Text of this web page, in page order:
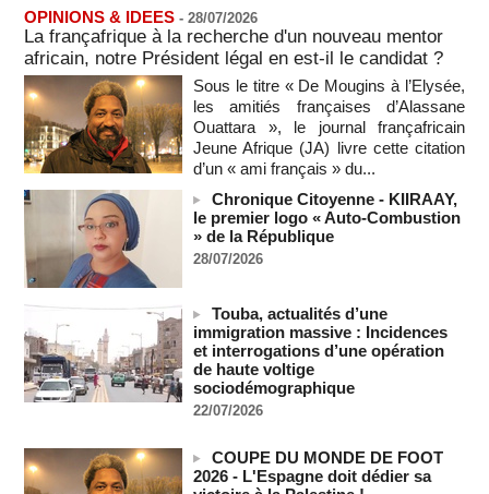
06/08/2026 -
Soutenir l’intégrité de l’information à Sao Tomé-et-Principe à
l’approche des élections
06/08/2026 -
Taïwan bloque un pont stratégique lors de la simulation d'une
invasion par la Chine
06/08/2026 -
Les Bourses mondiales suspendues au Moyen-Orient,
records en Europe
06/08/2026 -
Soudan du Sud : Les avocats de Riek Machar sollicitent un
accès à leur client avant la prochaine audience
06/08/2026 -
France-Algérie: l'affaire Mehdi Laribi relance la coopération
policière contre le narcotrafic
06/08/2026 -
Guinée : l'absence du président Doumbouya ravive les
Bénin: le nouveau Sénat élit son premier président
06/08/2026 -
OPINIONS & IDEES - 28/07/2026
La françafrique à la recherche d'un nouveau mentor
africain, notre Président légal en est-il le candidat ?
Sous le titre « De Mougins à l’Elysée,
les amitiés françaises d’Alassane
Ouattara », le journal françafricain
Jeune Afrique (JA) livre cette citation
d’un « ami français » du...
Chronique Citoyenne - KIIRAAY,
le premier logo « Auto-Combustion
» de la République
28/07/2026
Touba, actualités d’une
immigration massive : Incidences
et interrogations d’une opération
de haute voltige
sociodémographique
22/07/2026
COUPE DU MONDE DE FOOT
2026 - L'Espagne doit dédier sa